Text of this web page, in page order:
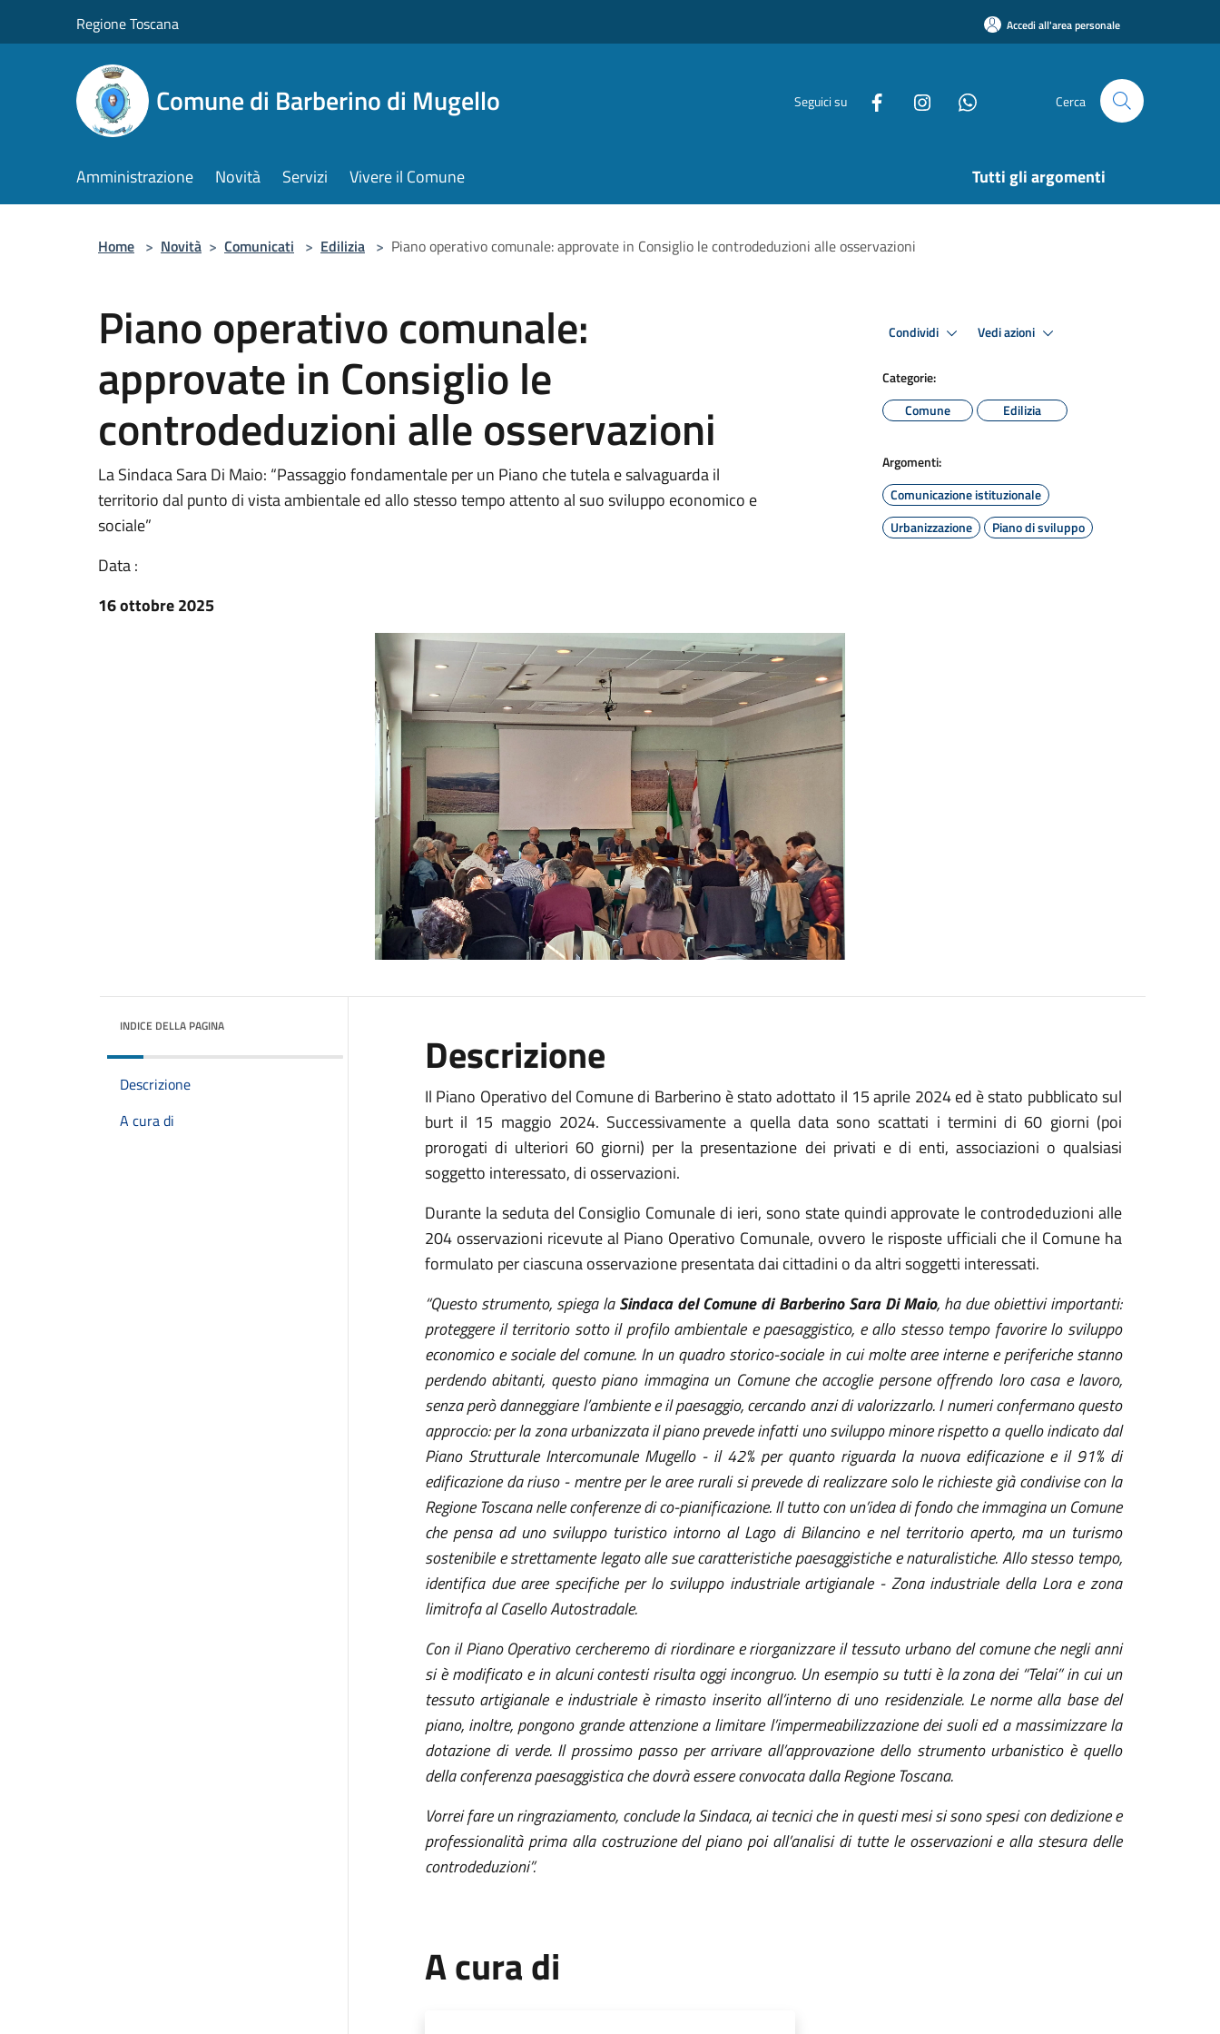
Regione Toscana Accedi all'area personale
Comune di Barberino di Mugello Seguici su Cerca
Amministrazione Novità Servizi Vivere il Comune Tutti gli argomenti
Home > Novità > Comunicati > Edilizia > Piano operativo comunale: approvate in Consiglio le controdeduzioni alle osservazioni
Piano operativo comunale:
approvate in Consiglio le
controdeduzioni alle osservazioni
La Sindaca Sara Di Maio: “Passaggio fondamentale per un Piano che tutela e salvaguarda il
territorio dal punto di vista ambientale ed allo stesso tempo attento al suo sviluppo economico e
sociale”
Data :
16 ottobre 2025
Condividi Vedi azioni
Categorie:
Comune
Edilizia
Argomenti:
Comunicazione istituzionale
Urbanizzazione
Piano di sviluppo
INDICE DELLA PAGINA
Descrizione
A cura di
Descrizione
Il Piano Operativo del Comune di Barberino è stato adottato il 15 aprile 2024 ed è stato pubblicato sul
burt il 15 maggio 2024. Successivamente a quella data sono scattati i termini di 60 giorni (poi
prorogati di ulteriori 60 giorni) per la presentazione dei privati e di enti, associazioni o qualsiasi
soggetto interessato, di osservazioni.
Durante la seduta del Consiglio Comunale di ieri, sono state quindi approvate le controdeduzioni alle
204 osservazioni ricevute al Piano Operativo Comunale, ovvero le risposte ufficiali che il Comune ha
formulato per ciascuna osservazione presentata dai cittadini o da altri soggetti interessati.
“Questo strumento, spiega laSindaca del Comune di Barberino Sara Di Maio, ha due obiettivi importanti:
proteggere il territorio sotto il profilo ambientale e paesaggistico, e allo stesso tempo favorire lo sviluppo
economico e sociale del comune. In un quadro storico-sociale in cui molte aree interne e periferiche stanno
perdendo abitanti, questo piano immagina un Comune che accoglie persone offrendo loro casa e lavoro,
senza però danneggiare l’ambiente e il paesaggio, cercando anzi di valorizzarlo. I numeri confermano questo
approccio: per la zona urbanizzata il piano prevede infatti uno sviluppo minore rispetto a quello indicato dal
Piano Strutturale Intercomunale Mugello - il 42% per quanto riguarda la nuova edificazione e il 91% di
edificazione da riuso - mentre per le aree rurali si prevede di realizzare solo le richieste già condivise con la
Regione Toscana nelle conferenze di co-pianificazione. Il tutto con un’idea di fondo che immagina un Comune
che pensa ad uno sviluppo turistico intorno al Lago di Bilancino e nel territorio aperto, ma un turismo
sostenibile e strettamente legato alle sue caratteristiche paesaggistiche e naturalistiche. Allo stesso tempo,
identifica due aree specifiche per lo sviluppo industriale artigianale - Zona industriale della Lora e zona
limitrofa al Casello Autostradale.
Con il Piano Operativo cercheremo di riordinare e riorganizzare il tessuto urbano del comune che negli anni
si è modificato e in alcuni contesti risulta oggi incongruo. Un esempio su tutti è la zona dei “Telai” in cui un
tessuto artigianale e industriale è rimasto inserito all’interno di uno residenziale. Le norme alla base del
piano, inoltre, pongono grande attenzione a limitare l’impermeabilizzazione dei suoli ed a massimizzare la
dotazione di verde. Il prossimo passo per arrivare all’approvazione dello strumento urbanistico è quello
della conferenza paesaggistica che dovrà essere convocata dalla Regione Toscana.
Vorrei fare un ringraziamento, conclude la Sindaca, ai tecnici che in questi mesi si sono spesi con dedizione e
professionalità prima alla costruzione del piano poi all’analisi di tutte le osservazioni e alla stesura delle
controdeduzioni”.
A cura di